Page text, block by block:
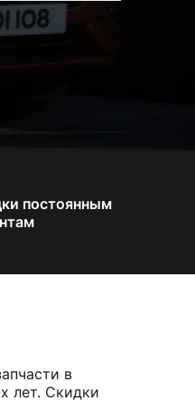
постоянным
в
лет. Скидки